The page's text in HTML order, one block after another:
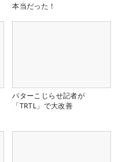
本当だった！
パターこじらせ記者が
「TRTL」で大改善